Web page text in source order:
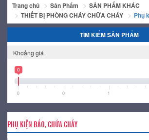
Trang chủ Sản Phẩm
SẢN PHẨM KHÁC
THIẾT BỊ PHÒNG CHÁY CHỮA CHÁY
Phụ
TÌM KIẾM SẢN PHẨM
Khoảng giá
0
0 0 1
PHỤ KIỆN BÁO, CHỮA CHÁY